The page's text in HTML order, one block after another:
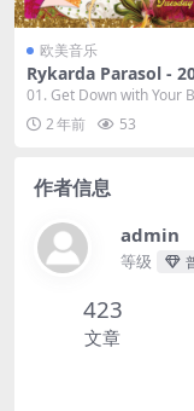
欧美音乐
Rykarda Parasol -
esday Morning
kHz] [Hi-Res Flac
01. Get Down with Your
[00:04:2...
2 年前 53
作者信息
admin
等级
423
文章